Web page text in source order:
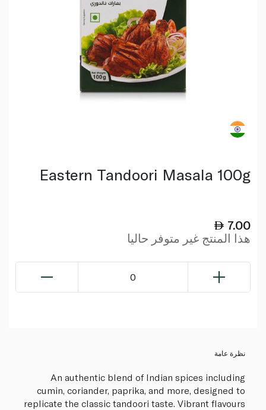
Eastern Tandoori Masala 100g
7.00
هذا المنتج غير متوفر حاليا
0
نظرة عامة
An authentic blend of Indian spices including
cumin, coriander, paprika, and more, designed to
replicate the classic tandoori taste. Vibrant flavours